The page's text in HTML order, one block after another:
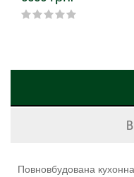
Повновбудована